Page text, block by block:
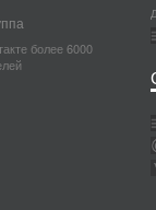
более 6000